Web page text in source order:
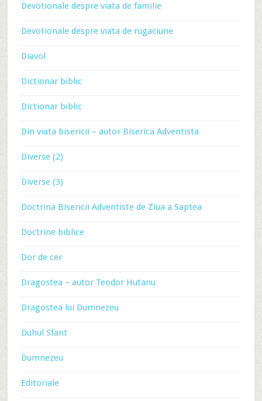
Devotionale despre viata de familie
Devotionale despre viata de rugaciune
Diavol
Dictionar biblic
Dictionar biblic
Din viata bisericii – autor Biserica Adventista
Diverse (2)
Diverse (3)
Doctrina Bisericii Adventiste de Ziua a Saptea
Doctrine biblice
Dor de cer
Dragostea – autor Teodor Hutanu
Dragostea lui Dumnezeu
Duhul Sfant
Dumnezeu
Editoriale